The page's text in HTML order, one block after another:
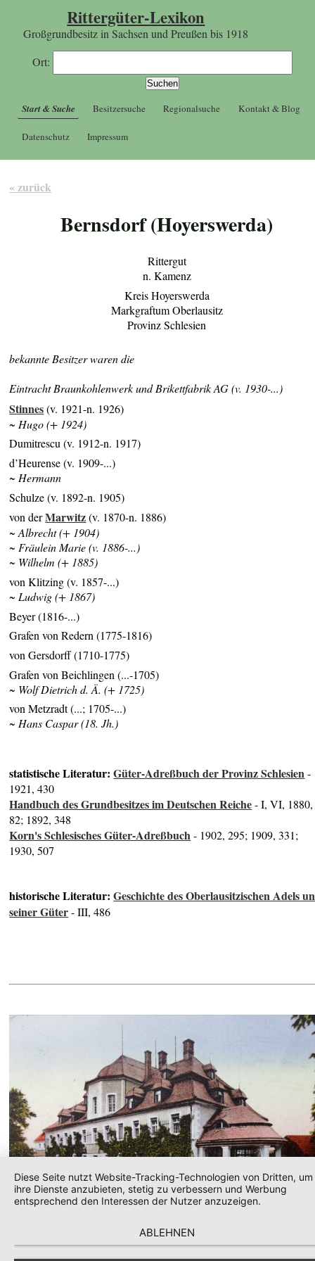
Rittergüter-Lexikon
Großgrundbesitz in Sachsen und Preußen bis 1918
Ort:
Start & Suche Besitzersuche Regionalsuche Kontakt & Blog
Datenschutz Impressum
« zurück
Bernsdorf (Hoyerswerda)
Rittergut
n. Kamenz
Kreis Hoyerswerda
Markgraftum Oberlausitz
Provinz Schlesien
bekannte Besitzer waren die
Eintracht Braunkohlenwerk und Brikettfabrik AG (v. 1930-...)
Stinnes(v. 1921-n. 1926)
~ Hugo (+ 1924)
Dumitrescu (v. 1912-n. 1917)
d’Heurense (v. 1909-...)
~ Hermann
Schulze (v. 1892-n. 1905)
von derMarwitz(v. 1870-n. 1886)
~ Albrecht (+ 1904)
~ Fräulein Marie (v. 1886-...)
~ Wilhelm (+ 1885)
von Klitzing (v. 1857-...)
~ Ludwig (+ 1867)
Beyer (1816-...)
Grafen von Redern (1775-1816)
von Gersdorff (1710-1775)
Grafen von Beichlingen (...-1705)
~ Wolf Dietrich d. Ä. (+ 1725)
von Metzradt (...; 1705-...)
~ Hans Caspar (18. Jh.)
statistische Literatur:Güter-Adreßbuch der Provinz Schlesien-
1921, 430
Handbuch des Grundbesitzes im Deutschen Reiche- I, VI, 1880,
82; 1892, 348
Korn's Schlesisches Güter-Adreßbuch- 1902, 295; 1909, 331;
1930, 507
historische Literatur:Geschichte des Oberlausitzischen Adels
seiner Güter- III, 486
(Beispielbild, Barockschloss Kittlitz, Postkarte 1927)
Diese Seite nutzt Website-Tracking-Technologien von Dritten, um
ihre Dienste anzubieten, stetig zu verbessern und Werbung
entsprechend den Interessen der Nutzer anzuzeigen.
ABLEHNEN